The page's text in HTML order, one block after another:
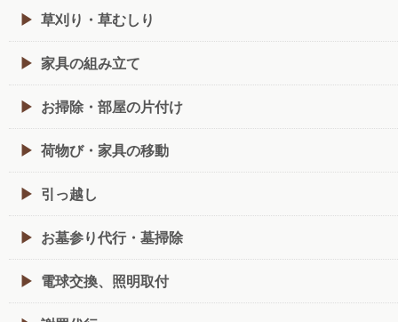
草刈り・草むしり
家具の組み立て
お掃除・部屋の片付け
荷物び・家具の移動
引っ越し
お墓参り代行・墓掃除
電球交換、照明取付